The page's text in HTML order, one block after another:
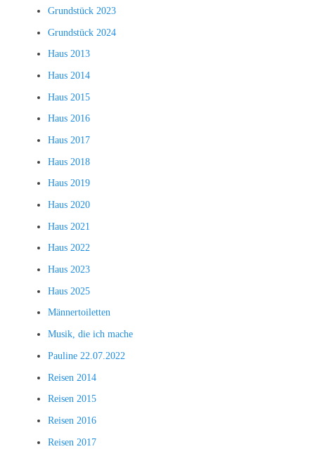
Grundstück 2023
Grundstück 2024
Haus 2013
Haus 2014
Haus 2015
Haus 2016
Haus 2017
Haus 2018
Haus 2019
Haus 2020
Haus 2021
Haus 2022
Haus 2023
Haus 2025
Männertoiletten
Musik, die ich mache
Pauline 22.07.2022
Reisen 2014
Reisen 2015
Reisen 2016
Reisen 2017